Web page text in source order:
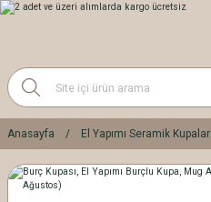
Anasayfa El Yapımı Seramik Kupalar